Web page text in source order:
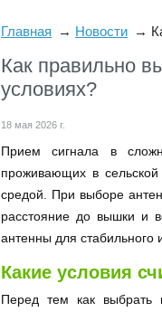
Главная Новости
Как правильно
условиях?
18 мая 2026 г.
Прием сигнала в
проживающих в сельской
средой. При выборе
расстояние до вышки и
антенны для стабильного
Какие условия
Перед тем как выбрать